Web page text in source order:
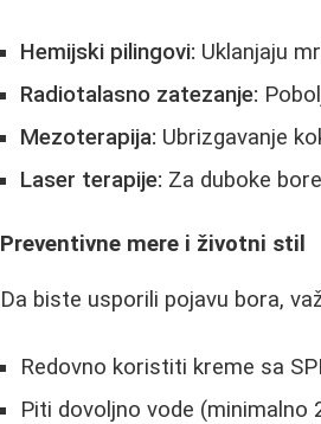
Hemijski pilingovi: Uklanjaju
Radiotalasno zatezanje:
Mezoterapija: Ubrizgavanje
Laser terapije: Za duboke
Preventivne mere i životni stil
Da biste usporili pojavu bora,
Redovno koristiti kreme sa
Piti dovoljno vode (minimalno